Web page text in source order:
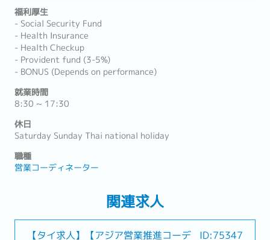
福利厚生
- Social Security Fund
- Health Insurance
- Health Checkup
- Provident fund (3-5%)
- BONUS (Depends on performance)
就業時間
8:30 ~ 17:30
休日
Saturday Sunday Thai national holiday
職種
営業コーディネーター
関連求人
【タイ求人】【アジア営業推進コーデ
ID:75347